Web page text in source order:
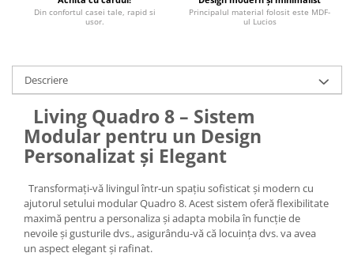
Din confortul casei tale, rapid si
usor.
Principalul material folosit este MDF-
ul Lucios
Descriere
Living Quadro 8 – Sistem
Modular pentru un Design
Personalizat și Elegant
Transformați-vă livingul într-un spațiu sofisticat și modern cu
ajutorul setului modular Quadro 8. Acest sistem oferă flexibilitate
maximă pentru a personaliza și adapta mobila în funcție de
nevoile și gusturile dvs., asigurându-vă că locuința dvs. va avea
un aspect elegant și rafinat.